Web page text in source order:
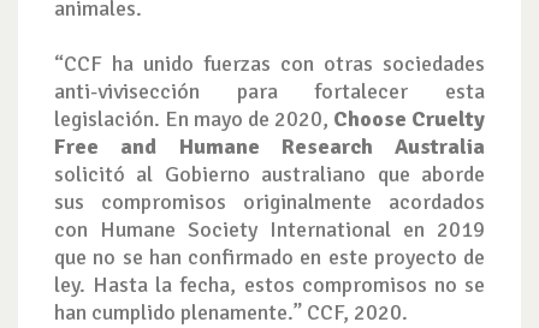
animales.
“CCF ha unido fuerzas con otras sociedades
anti-vivisección para fortalecer esta
legislación. En mayo de 2020, Choose Cruelty
Free and Humane Research Australia
solicitó al Gobierno australiano que aborde
sus compromisos originalmente acordados
con Humane Society International en 2019
que no se han confirmado en este proyecto de
ley. Hasta la fecha, estos compromisos no se
han cumplido plenamente.” CCF, 2020.